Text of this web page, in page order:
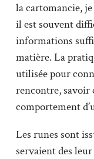
la cartomancie,
il est souvent
informations
matière. La
utilisée pour
rencontre, savoir
comportement
Les runes sont
servaient des